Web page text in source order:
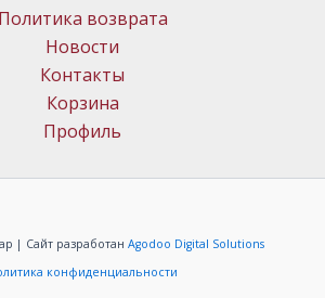
Политика возврата
Новости
Контакты
Корзина
Профиль
| Сайт разработан Agodoo Digital Solutions
конфиденциальности